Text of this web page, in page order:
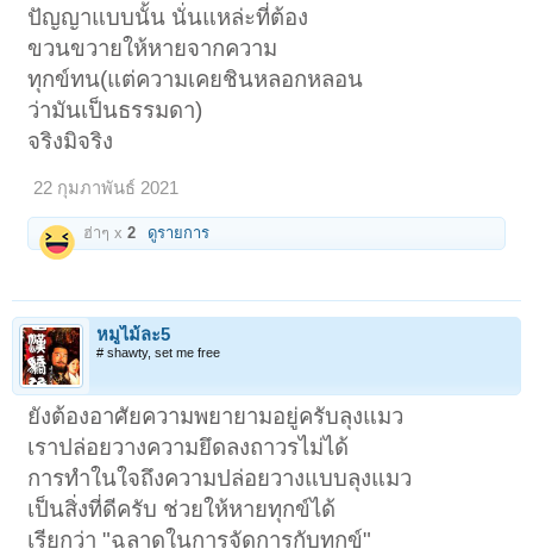
ปัญญาแบบนั้น นั่นแหล่ะที่ต้อง
ขวนขวายให้หายจากความ
ทุกข์ทน(แต่ความเคยชินหลอกหลอน
ว่ามันเป็นธรรมดา)
จริงมิจริง
22 กุมภาพันธ์ 2021
ฮ่าๆ x2 ดูรายการ
หมูไม้ละ5
# shawty, set me free
ยังต้องอาศัยความพยายามอยู่ครับลุงแมว
เราปล่อยวางความยึดลงถาวรไม่ได้
การทำในใจถึงความปล่อยวางแบบลุงแมว
เป็นสิ่งที่ดีครับ ช่วยให้หายทุกข์ได้
เรียกว่า "ฉลาดในการจัดการกับทุกข์"